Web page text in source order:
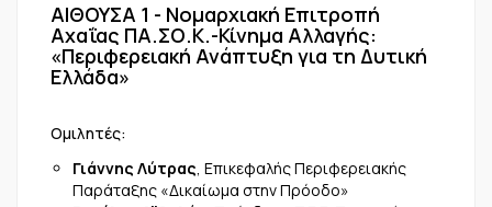
ΑΙΘΟΥΣΑ 1 - Νομαρχιακή Επιτροπή
Αχαΐας ΠΑ.ΣΟ.Κ.-Κίνημα Αλλαγής:
«Περιφερειακή Ανάπτυξη για τη Δυτική
Ελλάδα»
Ομιλητές:
Γιάννης Λύτρας, Επικεφαλής Περιφερειακής
Παράταξης «Δικαίωμα στην Πρόοδο»